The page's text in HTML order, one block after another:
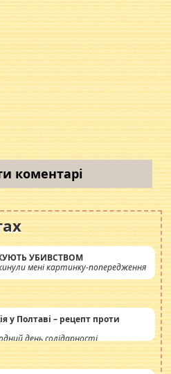
коментарі
УБИВСТВОМ
мені картинку-попередження
у Полтаві – рецепт проти
день солідарності